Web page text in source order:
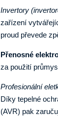
Invertory
zařízení
proud převede
Přenosné
za použití
Profesionální
Díky tepelné
(AVR) pak